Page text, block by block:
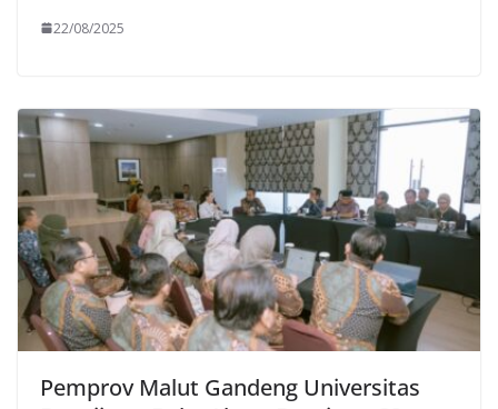
22/08/2025
Pemprov Malut Gandeng Universitas